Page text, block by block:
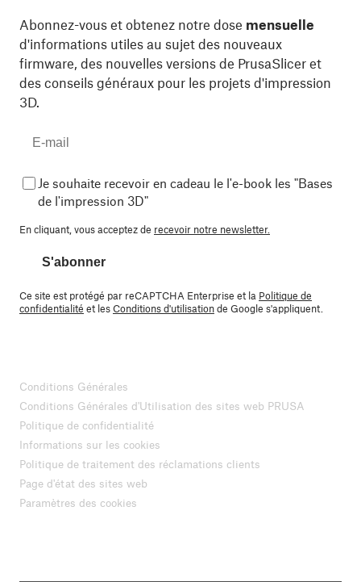
Abonnez-vous et obtenez notre dose mensuelle
d'informations utiles au sujet des nouveaux
firmware, des nouvelles versions de PrusaSlicer et
des conseils généraux pour les projets d'impression
3D.
Je souhaite recevoir en cadeau le l'e-book les "Bases
de l'impression 3D"
En cliquant, vous acceptez de recevoir notre newsletter.
S'abonner
Ce site est protégé par reCAPTCHA Enterprise et la Politique de
confidentialité et lesConditions d'utilisationde Google s'appliquent.
Conditions Générales
Conditions Générales d'Utilisation des sites web PRUSA
Politique de confidentialité
Informations sur les cookies
Politique de traitement des réclamations clients
Page d'état des sites web
Paramètres des cookies